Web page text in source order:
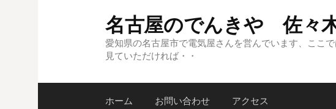
名古屋のでんきや 佐々
愛知県の名古屋市で電気屋さんを営んでいます、ここ
見ていただければ・・
ホーム お問い合わせ アクセス